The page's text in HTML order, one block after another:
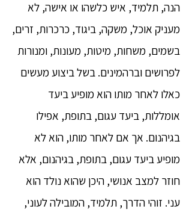
הנה, תלמיד, איש כלשהו או אישה, לא
מעניק אוכל, משקה, ביגוד, כרכרות, זרים,
בשמים, משחות, מיטות, מעונות, ומנורות
לפרושים וברהמינים. בשל ביצוע מעשים
כאלו לאחר מותו הוא מופיע ביעד
אומללות, ביעד עגום, בתופת, אפילו
בגיהנום. אך אם לאחר מותו, הוא לא
מופיע ביעד עגום, בתופת, בגיהנום, אלא
חוזר למצב אנושי, היכן שהוא נולד הוא
עני. זוהי הדרך, תלמיד, המובילה לעוני,